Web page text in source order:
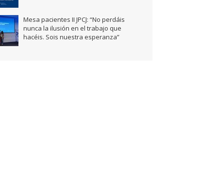
Mesa pacientes II JPCJ: “No perdáis
nunca la ilusión en el trabajo que
hacéis. Sois nuestra esperanza”